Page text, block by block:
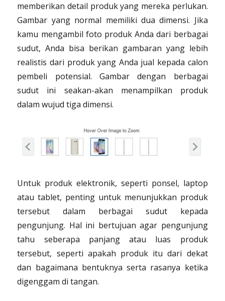
memberikan detail produk yang mereka perlukan.
Gambar yang normal memiliki dua dimensi. Jika
kamu mengambil foto produk Anda dari berbagai
sudut, Anda bisa berikan gambaran yang lebih
realistis dari produk yang Anda jual kepada calon
pembeli potensial. Gambar dengan berbagai
sudut ini seakan-akan menampilkan produk
dalam wujud tiga dimensi.
Untuk produk elektronik, seperti ponsel, laptop
atau tablet, penting untuk menunjukkan produk
tersebut dalam berbagai sudut kepada
pengunjung. Hal ini bertujuan agar pengunjung
tahu seberapa panjang atau luas produk
tersebut, seperti apakah produk itu dari dekat
dan bagaimana bentuknya serta rasanya ketika
digenggam di tangan.